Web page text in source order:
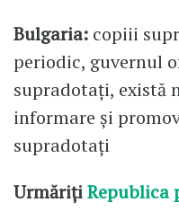
Bulgaria: copiii
periodic, guvernul
supradotați, există
informare și
supradotați
UrmărițiRepublica